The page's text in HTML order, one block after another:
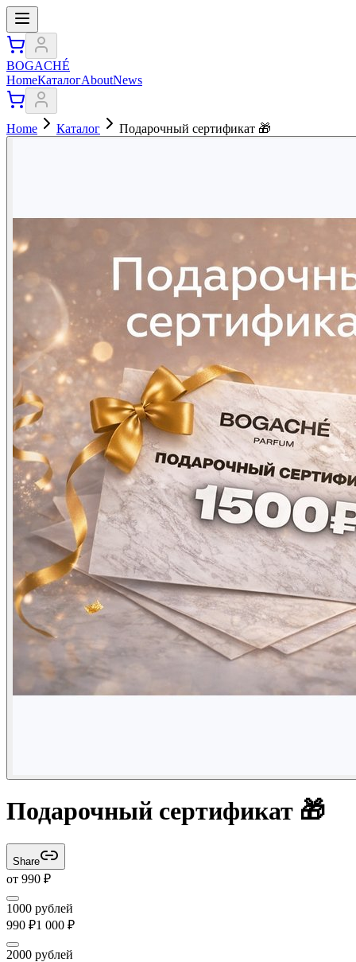
BOGACHÉ
HomeКаталогAboutNews
Home Каталог Подарочный сертификат 🎁
Подарочный сертификат 🎁
Share
от 990 ₽
1000 рублей
990 ₽1 000 ₽
2000 рублей